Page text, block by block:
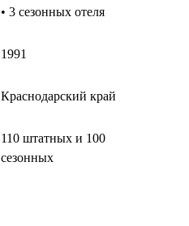
• 3 сезонных отеля
1991
Краснодарский край
110 штатных и 100
сезонных